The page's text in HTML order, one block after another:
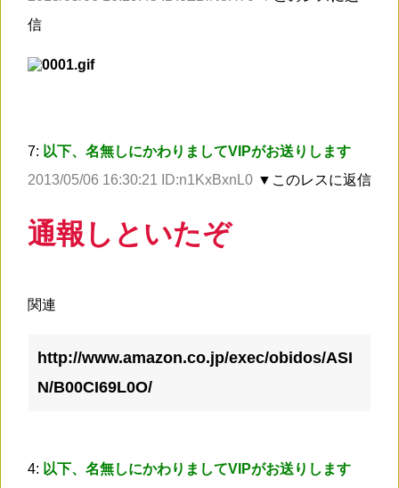
信
7: 以下、名無しにかわりましてVIPがお送りします
2013/05/06 16:30:21 ID:n1KxBxnL0 ▼このレスに返信
通報しといたぞ
関連
http://www.amazon.co.jp/exec/obidos/ASI
N/B00CI69L0O/
4: 以下、名無しにかわりましてVIPがお送りします